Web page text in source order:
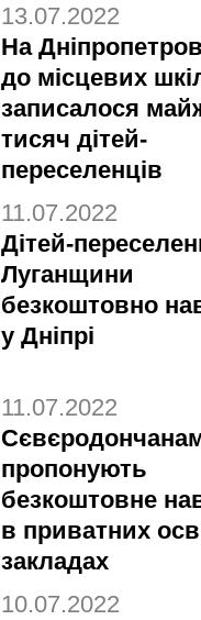
13.07.2022
На
до місцевих
записалося
тисяч дітей-
переселенців
11.07.2022
Дітей-
Луганщини
безкоштовно
у Дніпрі
11.07.2022
пропонують
безкоштовне
в приватних
закладах
10.07.2022